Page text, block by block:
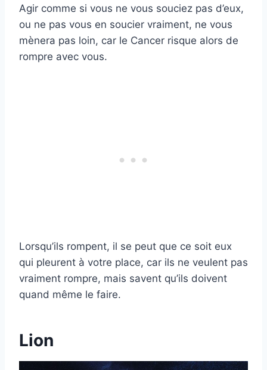
Agir comme si vous ne vous souciez pas d’eux,
ou ne pas vous en soucier vraiment, ne vous
mènera pas loin, car le Cancer risque alors de
rompre avec vous.
Lorsqu’ils rompent, il se peut que ce soit eux
qui pleurent à votre place, car ils ne veulent pas
vraiment rompre, mais savent qu’ils doivent
quand même le faire.
Lion